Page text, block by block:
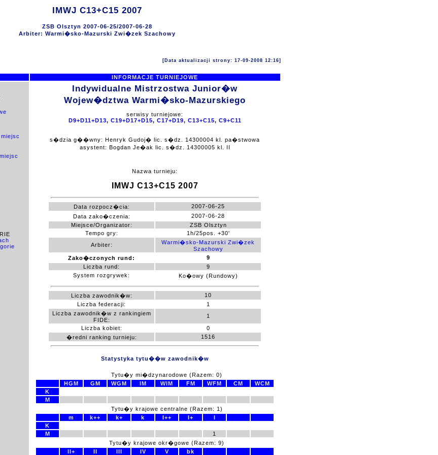
IMWJ C13+C15 2007
ZSB Olsztyn 2007-06-25/2007-06-28
Arbiter: Warmi�sko-Mazurski Zwi�zek Szachowy
[Data aktualizacji strony: 17-09-2008 12:16]
INFORMACJE TURNIEJOWE
Indywidualne Mistrzostwa Junior�w
Wojew�dztwa Warmi�sko-Mazurskiego
serwisy turniejowe:
D9+D11+D13, C19+D17+D15, C17+D19, C13+C15, C9+C11
s�dzia g��wny: Henryk Gudoj� lic. s�dz. 14300004 kl. pa�stwowa
asystent: Bogdan Je�ak lic. s�dz. 14300005 kl. II
Nazwa turnieju:
IMWJ C13+C15 2007
Data rozpocz�cia:
2007-06-25
Data zako�czenia:
2007-06-28
Miejsce/Organizator:
ZSB Olsztyn
Tempo gry:
1h/25pos. +30'
Arbiter:
Warmi�sko-Mazurski Zwi�zek
Szachowy
Zako�czonych rund:
9
Liczba rund:
9
System rozgrywek:
Ko�owy (Rundowy)
Liczba zawodnik�w:
10
Liczba federacji:
1
Liczba zawodnik�w z rankingiem
FIDE:
1
Liczba kobiet:
0
�redni ranking turnieju:
1516
Statystyka tytu��w zawodnik�w
Tytu�y mi�dzynarodowe (Razem: 0)
HGM
GM WGM IM WIM FM WFM CM
WCM
K
M
Tytu�y krajowe centralne (Razem: 1)
m
k++ k+ k I++ I+
I
K
M
1
Tytu�y krajowe okr�gowe (Razem: 9)
II+
II III IV V bk